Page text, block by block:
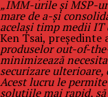
„IMM-urile și MSP-
mare de a-și
același timp medii IT
Ken Tsai, președinte
produselor out-of-
minimizează
securizare
Acest lucru le
soluțiile mai rapid,